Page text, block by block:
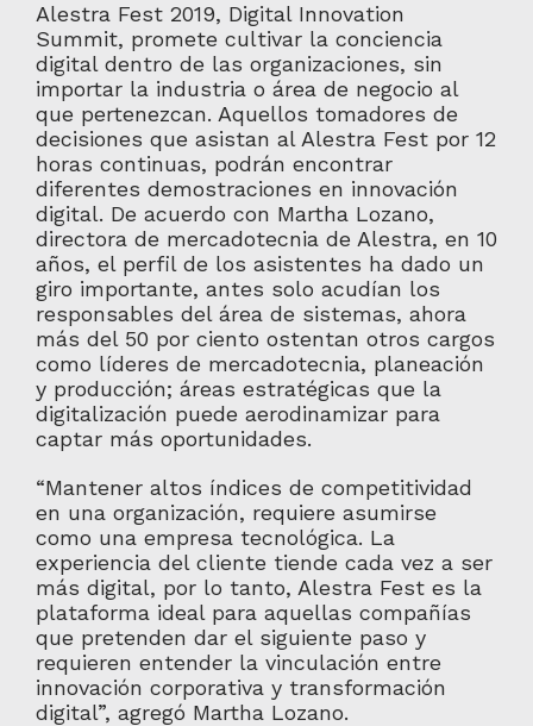
Alestra Fest 2019, Digital Innovation
Summit, promete cultivar la conciencia
digital dentro de las organizaciones, sin
importar la industria o área de negocio al
que pertenezcan. Aquellos tomadores de
decisiones que asistan al Alestra Fest por 12
horas continuas, podrán encontrar
diferentes demostraciones en innovación
digital. De acuerdo con Martha Lozano,
directora de mercadotecnia de Alestra, en 10
años, el perfil de los asistentes ha dado un
giro importante, antes solo acudían los
responsables del área de sistemas, ahora
más del 50 por ciento ostentan otros cargos
como líderes de mercadotecnia, planeación
y producción; áreas estratégicas que la
digitalización puede aerodinamizar para
captar más oportunidades.
“Mantener altos índices de competitividad
en una organización, requiere asumirse
como una empresa tecnológica. La
experiencia del cliente tiende cada vez a ser
más digital, por lo tanto, Alestra Fest es la
plataforma ideal para aquellas compañías
que pretenden dar el siguiente paso y
requieren entender la vinculación entre
innovación corporativa y transformación
digital”, agregó Martha Lozano.